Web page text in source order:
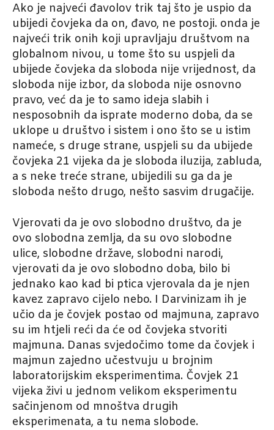
Ako je najveći đavolov trik taj što je uspio da
ubijedi čovjeka da on, đavo, ne postoji. onda je
najveći trik onih koji upravljaju društvom na
globalnom nivou, u tome što su uspjeli da
ubijede čovjeka da sloboda nije vrijednost, da
sloboda nije izbor, da sloboda nije osnovno
pravo, već da je to samo ideja slabih i
nesposobnih da isprate moderno doba, da se
uklope u društvo i sistem i ono što se u istim
nameće, s druge strane, uspjeli su da ubijede
čovjeka 21 vijeka da je sloboda iluzija, zabluda,
a s neke treće strane, ubijedili su ga da je
sloboda nešto drugo, nešto sasvim drugačije.
Vjerovati da je ovo slobodno društvo, da je
ovo slobodna zemlja, da su ovo slobodne
ulice, slobodne države, slobodni narodi,
vjerovati da je ovo slobodno doba, bilo bi
jednako kao kad bi ptica vjerovala da je njen
kavez zapravo cijelo nebo. I Darvinizam ih je
učio da je čovjek postao od majmuna, zapravo
su im htjeli reći da će od čovjeka stvoriti
majmuna. Danas svjedočimo tome da čovjek i
majmun zajedno učestvuju u brojnim
laboratorijskim eksperimentima. Čovjek 21
vijeka živi u jednom velikom eksperimentu
sačinjenom od mnoštva drugih
eksperimenata, a tu nema slobode.